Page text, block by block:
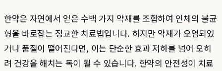
한약은 자연에서 얻은 수백 가지 약재를 조합하여 인체의 불균
형을 바로잡는 정교한 치료법입니다. 하지만 약재가 오염되었
거나 품질이 떨어진다면, 이는 단순한 효과 저하를 넘어 오히
려 건강을 해치는 독이 될 수 있습니다. 한약의 안전성이 치료